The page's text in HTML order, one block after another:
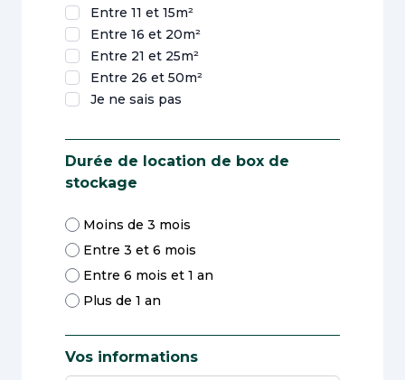
Entre 11 et 15m²
Entre 16 et 20m²
Entre 21 et 25m²
Entre 26 et 50m²
Je ne sais pas
Durée de location de box de
stockage
Moins de 3 mois
Entre 3 et 6 mois
Entre 6 mois et 1 an
Plus de 1 an
Vos informations